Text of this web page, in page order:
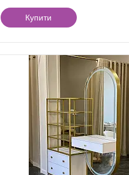
Купити